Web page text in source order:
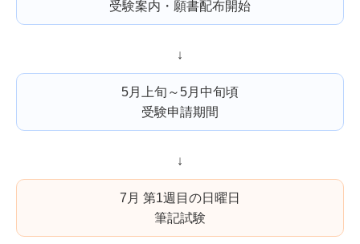
受験案内・願書配布開始
↓
5月上旬～5月中旬頃
受験申請期間
↓
7月 第1週目の日曜日
筆記試験